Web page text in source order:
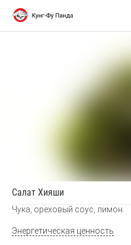
Салат Хияши
Чука, ореховый соус, лимон.
Энергетическая ценность